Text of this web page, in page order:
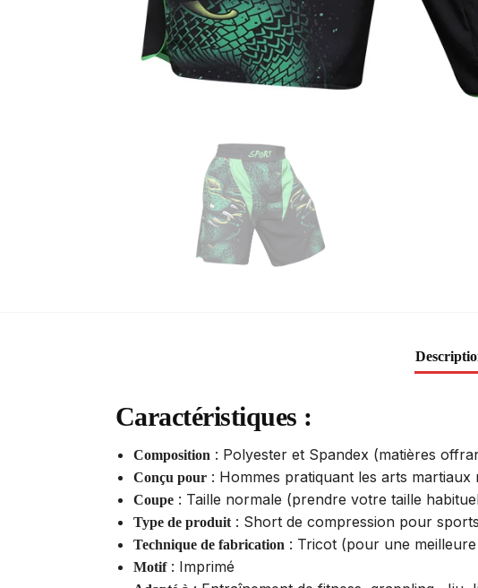
Caractéristiques :
Composition : Polyester et Spandex (matières
Conçu pour: Hommes pratiquant les arts
Coupe: Taille normale (prendre votre taille
Type de produit: Short de compression pour
Technique de fabrication : Tricot (pour une
Motif: Imprimé